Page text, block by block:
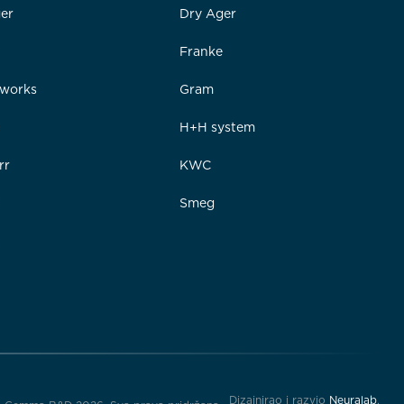
Dry Ager
Franke
Gram
H+H system
KWC
Smeg
Dizajnirao i razvio Neuralab.